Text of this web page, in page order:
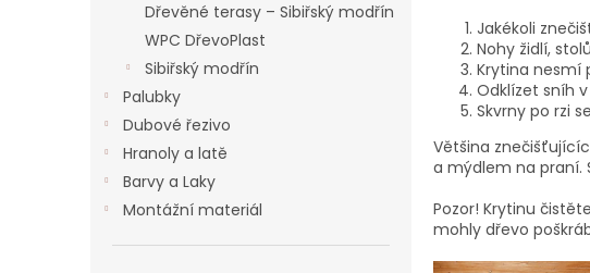
Dřevěné terasy – Sibiřský modřín
WPC DřevoPlast
Sibiřský modřín
Palubky
Dubové řezivo
Hranoly a latě
Barvy a Laky
Montážní materiál
Jakékoli
Nohy židlí,
Krytina nesmí
Odklízet sníh
Skvrny po rzi
Většina
a mýdlem na praní.
Pozor! Krytinu
mohly dřevo